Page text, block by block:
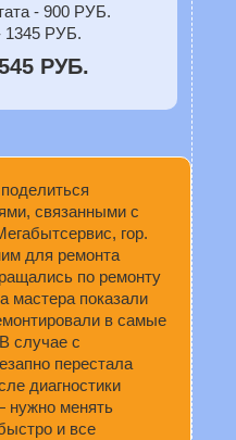
- 900 РУБ.
1345 РУБ.
РУБ.
связанными с
гор.
для ремонта
по ремонту
мастера показали
в самые
случае с
перестала
диагностики
нужно менять
и все